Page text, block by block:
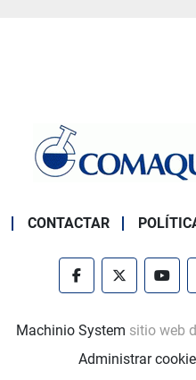
CONTACTAR
facebooktwitter
Machinio System sitio web
Administrar